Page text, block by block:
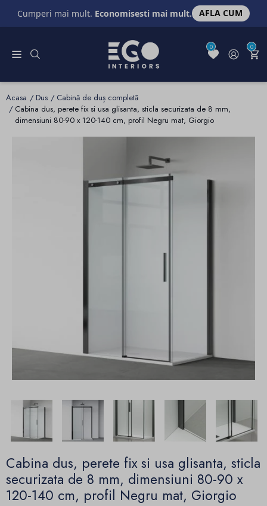
Cumperi mai mult. Economisesti mai mult. AFLA CUM
0 0
Acasa Dus
Cabină de duș completă
Cabina dus, perete fix si usa glisanta, sticla securizata de 8 mm,
dimensiuni 80-90 x 120-140 cm, profil Negru mat, Giorgio
Cabina dus, perete fix si usa glisanta, sticla
securizata de 8 mm, dimensiuni 80-90 x
120-140 cm, profil Negru mat, Giorgio